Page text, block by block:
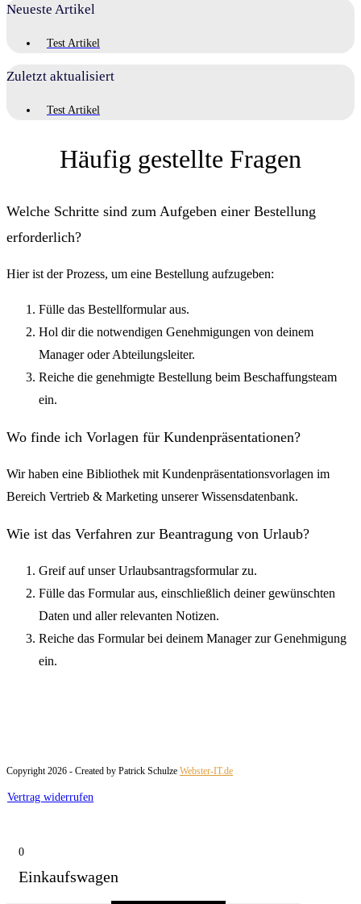
Neueste Artikel
Test Artikel
Zuletzt aktualisiert
Test Artikel
Häufig gestellte Fragen
Welche Schritte sind zum Aufgeben einer Bestellung
erforderlich?
Hier ist der Prozess, um eine Bestellung aufzugeben:
Fülle das Bestellformular aus.
Hol dir die notwendigen Genehmigungen von deinem
Manager oder Abteilungsleiter.
Reiche die genehmigte Bestellung beim Beschaffungsteam
ein.
Wo finde ich Vorlagen für Kundenpräsentationen?
Wir haben eine Bibliothek mit Kundenpräsentationsvorlagen im
Bereich Vertrieb & Marketing unserer Wissensdatenbank.
Wie ist das Verfahren zur Beantragung von Urlaub?
Greif auf unser Urlaubsantragsformular zu.
Fülle das Formular aus, einschließlich deiner gewünschten
Daten und aller relevanten Notizen.
Reiche das Formular bei deinem Manager zur Genehmigung
ein.
Copyright 2026 - Created by Patrick Schulze Webster-IT.de
Vertrag widerrufen
0
Einkaufswagen